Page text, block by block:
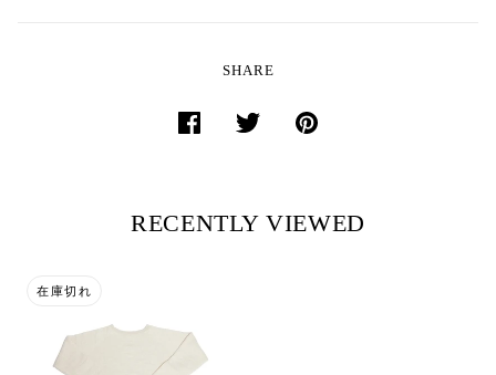
SHARE
RECENTLY VIEWED
在庫切れ